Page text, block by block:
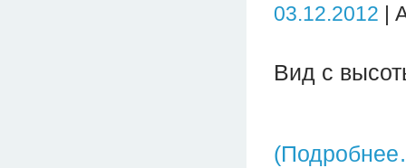
03.12.2012 |
Вид с